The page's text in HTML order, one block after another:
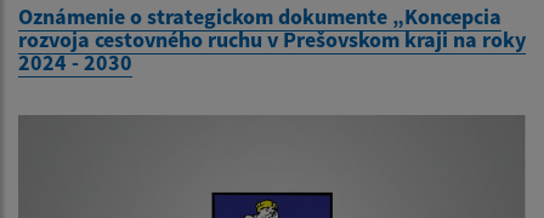
Oznámenie o strategickom dokumente „Koncepcia
rozvoja cestovného ruchu v Prešovskom kraji na roky
2024 - 2030